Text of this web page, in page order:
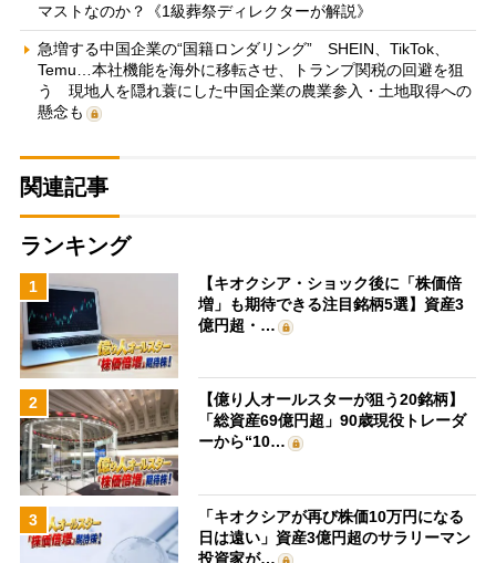
マストなのか？《1級葬祭ディレクターが解説》
急増する中国企業の“国籍ロンダリング” SHEIN、TikTok、
Temu…本社機能を海外に移転させ、トランプ関税の回避を狙
う 現地人を隠れ蓑にした中国企業の農業参入・土地取得への
懸念も
関連記事
ランキング
1
【キオクシア・ショック後に「株価倍
増」も期待できる注目銘柄5選】資産3
億円超・…
2
【億り人オールスターが狙う20銘柄】
「総資産69億円超」90歳現役トレーダ
ーから“10…
3
「キオクシアが再び株価10万円になる
日は遠い」資産3億円超のサラリーマン
投資家が…